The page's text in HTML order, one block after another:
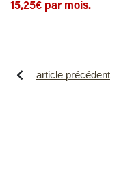
15,25€ par mois.
article précédent